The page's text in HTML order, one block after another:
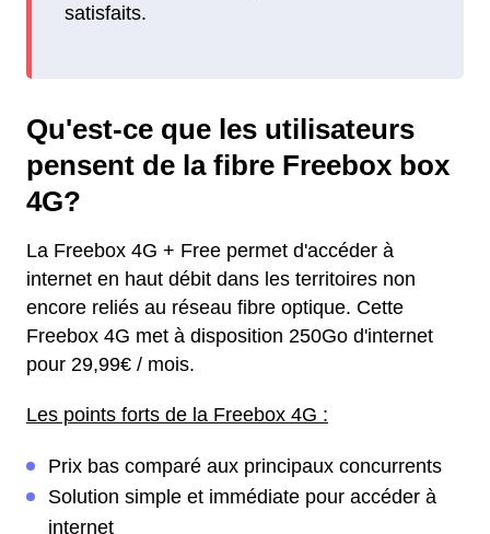
satisfaits.
Qu'est-ce que les utilisateurs
pensent de la fibre Freebox box
4G?
La Freebox 4G + Free permet d'accéder à
internet en haut débit dans les territoires non
encore reliés au réseau fibre optique. Cette
Freebox 4G met à disposition 250Go d'internet
pour 29,99€ / mois.
Les points forts de la Freebox 4G :
Prix bas comparé aux principaux concurrents
Solution simple et immédiate pour accéder à
internet